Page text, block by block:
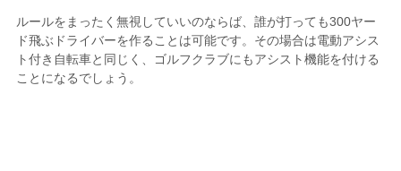
ルールをまったく無視していいのならば、誰が打っても300ヤー
ド飛ぶドライバーを作ることは可能です。その場合は電動アシス
ト付き自転車と同じく、ゴルフクラブにもアシスト機能を付ける
ことになるでしょう。